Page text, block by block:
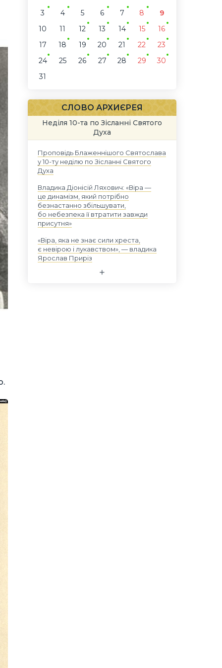
3
4 5 6 7 8
9
10
11 12 13 14 15
16
17
18 19 20 21 22
23
24
25 26 27 28 29
30
31
СЛОВО АРХИЄРЕЯ
Неділя 10-та по Зісланні Святого
Духа
Проповідь Блаженнішого Святослава
у 10-ту неділю по Зісланні Святого
Духа
Владика Діонісій Ляхович: «Віра —
це динамізм, який потрібно
безнастанно збільшувати,
бо небезпека її втратити завжди
присутня»
«Віра, яка не знає сили хреста,
є невірою і лукавством», — владика
Ярослав Приріз